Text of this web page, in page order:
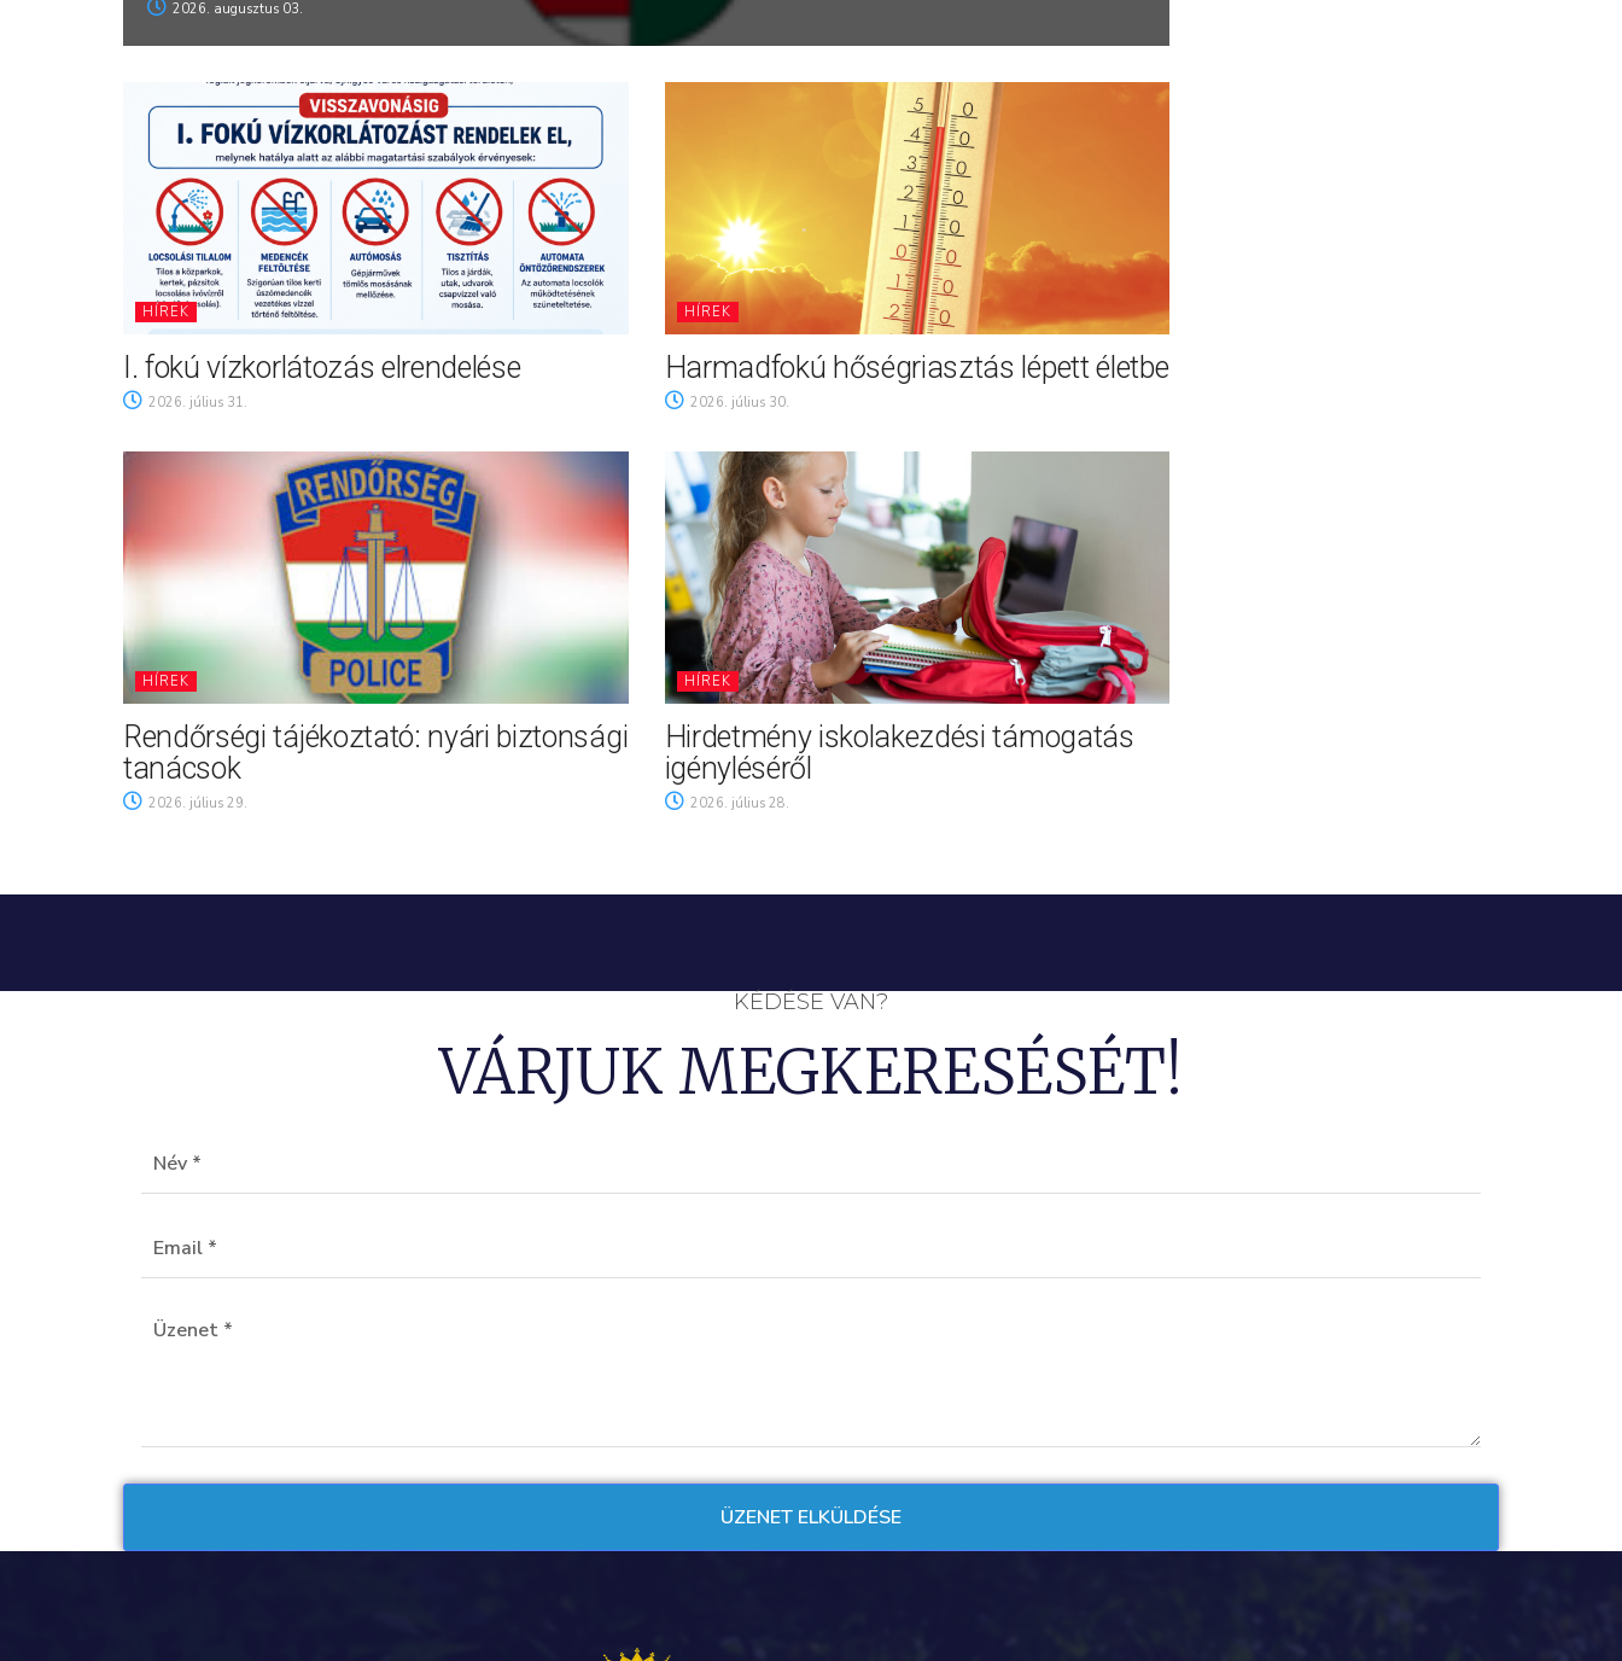
2026. augusztus 03.
HÍREK
I. fokú vízkorlátozás elrendelése
2026. július 31.
HÍREK
Harmadfokú hőségriasztás lépett életbe
2026. július 30.
HÍREK
Rendőrségi tájékoztató: nyári biztonsági
tanácsok
2026. július 29.
HÍREK
Hirdetmény iskolakezdési támogatás
igényléséről
2026. július 28.
KÉDÉSE VAN?
VÁRJUK MEGKERESÉSÉT!